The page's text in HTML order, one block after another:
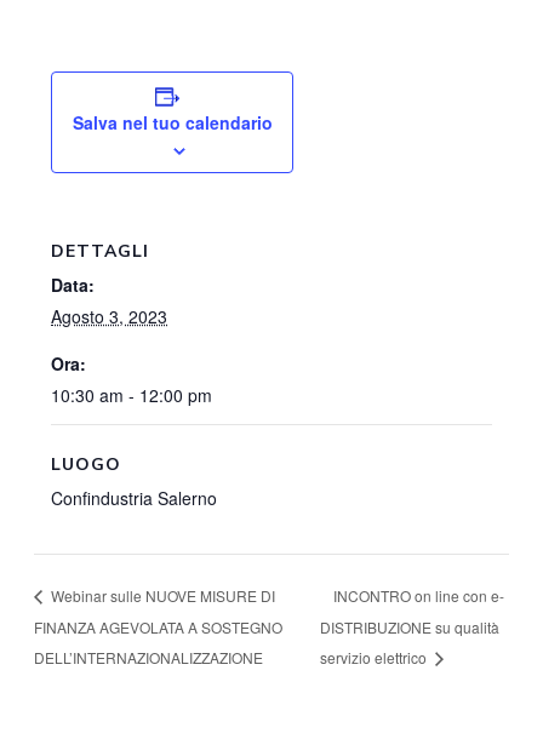
Salva nel tuo calendario
DETTAGLI
Data:
Agosto 3, 2023
Ora:
10:30 am - 12:00 pm
LUOGO
Confindustria Salerno
Webinar sulle NUOVE MISURE DI
FINANZA AGEVOLATA A SOSTEGNO
DELL’INTERNAZIONALIZZAZIONE
INCONTRO on line con e-
DISTRIBUZIONE su qualità
servizio elettrico